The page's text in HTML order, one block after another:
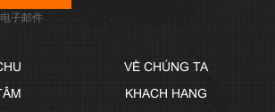
子邮件
VỀ CHÚNG TA
KHACH HANG